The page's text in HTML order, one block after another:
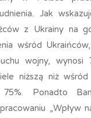
Jak
z Ukrainy na
wśród
wojny,
niższą niż
Ponadto
„Wpływ